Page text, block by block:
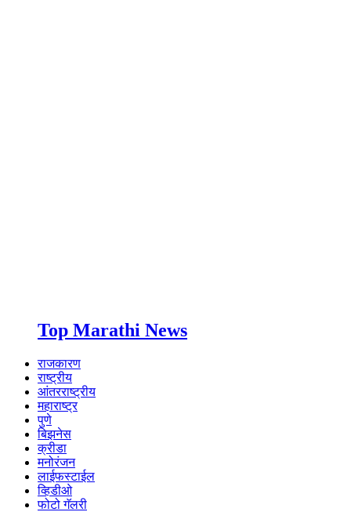
Top Marathi News
राजकारण
राष्ट्रीय
आंतरराष्ट्रीय
महाराष्ट्र
पुणे
बिझनेस
क्रीडा
मनोरंजन
लाईफस्टाईल
व्हिडीओ
फोटो गॅलरी